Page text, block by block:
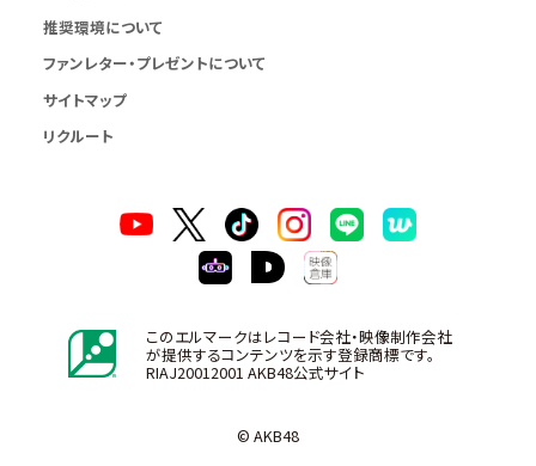
推奨環境について
ファンレター・プレゼントについて
サイトマップ
リクルート
このエルマークはレコード会社・映像制作会社
が提供するコンテンツを示す登録商標です。
RIAJ20012001 AKB48公式サイト
© AKB48